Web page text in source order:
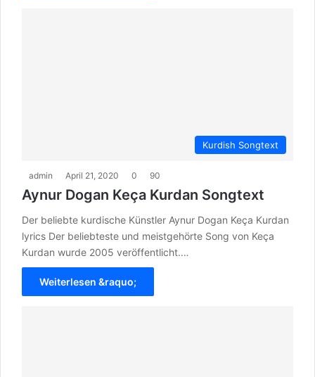
Kurdish Songtext
admin April 21, 2020 0 90
Aynur Dogan Keça Kurdan Songtext
Der beliebte kurdische Künstler Aynur Dogan Keça Kurdan
lyrics Der beliebteste und meistgehörte Song von Keça
Kurdan wurde 2005 veröffentlicht.…
Weiterlesen &raquo;